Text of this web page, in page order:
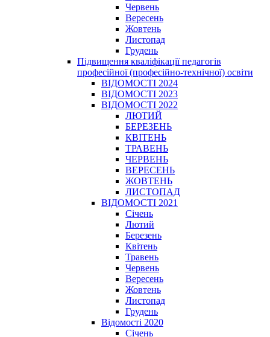
Червень
Вересень
Жовтень
Листопад
Грудень
Підвищення кваліфікації педагогів
професійної (професійно-технічної) освіти
ВІДОМОСТІ 2024
ВІДОМОСТІ 2023
ВІДОМОСТІ 2022
ЛЮТИЙ
БЕРЕЗЕНЬ
КВІТЕНЬ
ТРАВЕНЬ
ЧЕРВЕНЬ
ВЕРЕСЕНЬ
ЖОВТЕНЬ
ЛИСТОПАД
ВІДОМОСТІ 2021
Січень
Лютий
Березень
Квітень
Травень
Червень
Вересень
Жовтень
Листопад
Грудень
Відомості 2020
Січень